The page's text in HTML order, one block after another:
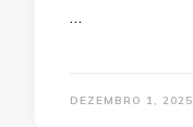
…
DEZEMBRO 1, 2025